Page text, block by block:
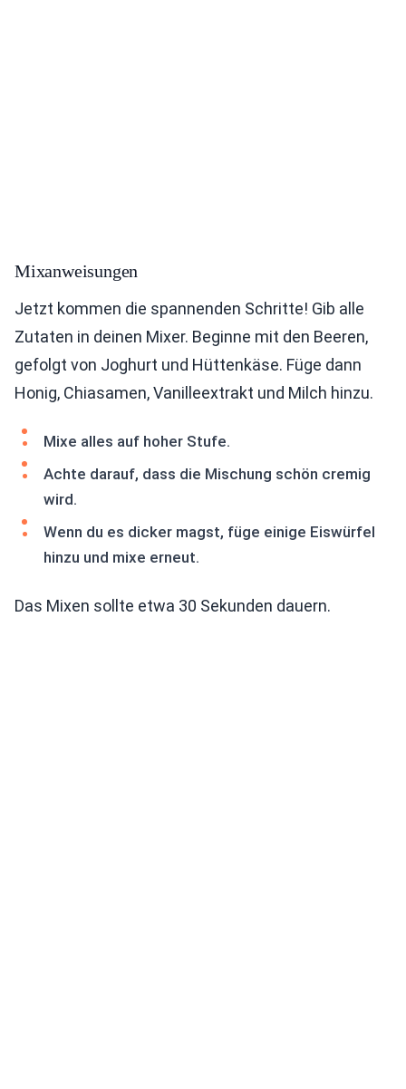
Mixanweisungen
Jetzt kommen die spannenden Schritte! Gib alle
Zutaten in deinen Mixer. Beginne mit den Beeren,
gefolgt von Joghurt und Hüttenkäse. Füge dann
Honig, Chiasamen, Vanilleextrakt und Milch hinzu.
Mixe alles auf hoher Stufe.
Achte darauf, dass die Mischung schön cremig
wird.
Wenn du es dicker magst, füge einige Eiswürfel
hinzu und mixe erneut.
Das Mixen sollte etwa 30 Sekunden dauern.